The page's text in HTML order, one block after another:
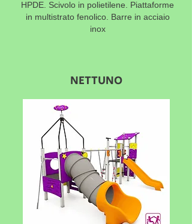
HPDE. Scivolo in polietilene. Piattaforme
in multistrato fenolico. Barre in acciaio
inox
NETTUNO